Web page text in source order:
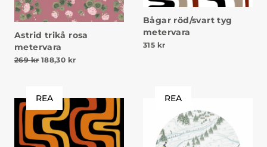
Astrid trikå rosa
metervara
269kr Det ursprungliga priset var: 269 kr.
188,30 krDet nuvarande priset är: 188,30 kr.
Bågar röd/svart tyg
metervara
315 kr
REA REA